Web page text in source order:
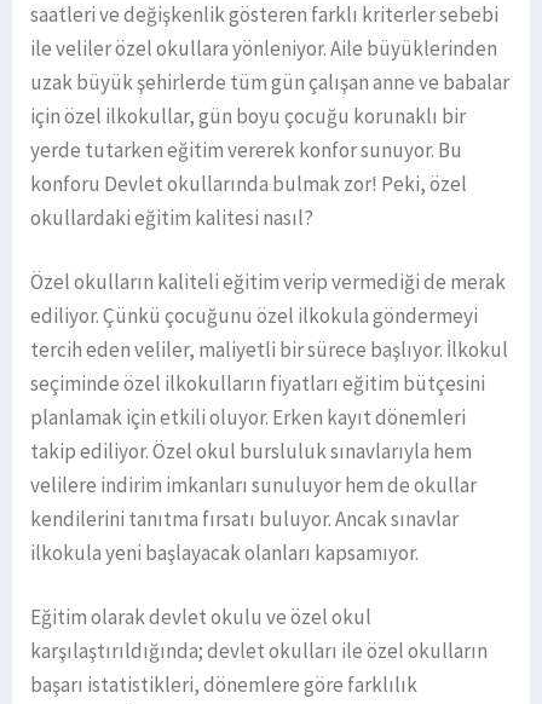
saatleri ve değişkenlik gösteren farklı kriterler sebebi
ile veliler özel okullara yönleniyor. Aile büyüklerinden
uzak büyük şehirlerde tüm gün çalışan anne ve babalar
için özel ilkokullar, gün boyu çocuğu korunaklı bir
yerde tutarken eğitim vererek konfor sunuyor. Bu
konforu Devlet okullarında bulmak zor! Peki, özel
okullardaki eğitim kalitesi nasıl?
Özel okulların kaliteli eğitim verip vermediği de merak
ediliyor. Çünkü çocuğunu özel ilkokula göndermeyi
tercih eden veliler, maliyetli bir sürece başlıyor. İlkokul
seçiminde özel ilkokulların fiyatları eğitim bütçesini
planlamak için etkili oluyor. Erken kayıt dönemleri
takip ediliyor. Özel okul bursluluk sınavlarıyla hem
velilere indirim imkanları sunuluyor hem de okullar
kendilerini tanıtma fırsatı buluyor. Ancak sınavlar
ilkokula yeni başlayacak olanları kapsamıyor.
Eğitim olarak devlet okulu ve özel okul
karşılaştırıldığında; devlet okulları ile özel okulların
başarı istatistikleri, dönemlere göre farklılık